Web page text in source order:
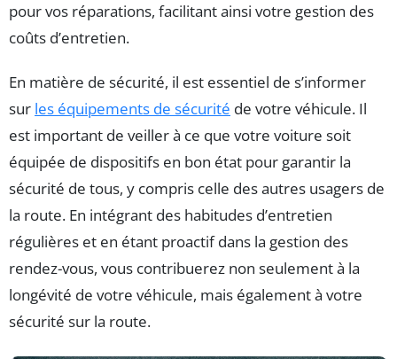
pour vos réparations, facilitant ainsi votre gestion des
coûts d’entretien.
En matière de sécurité, il est essentiel de s’informer
sur les équipements de sécurité de votre véhicule. Il
est important de veiller à ce que votre voiture soit
équipée de dispositifs en bon état pour garantir la
sécurité de tous, y compris celle des autres usagers de
la route. En intégrant des habitudes d’entretien
régulières et en étant proactif dans la gestion des
rendez-vous, vous contribuerez non seulement à la
longévité de votre véhicule, mais également à votre
sécurité sur la route.